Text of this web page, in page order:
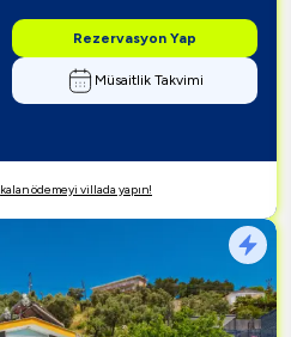
Rezervasyon Yap
Müsaitlik Takvimi
kalan ödemeyi villada yapın!